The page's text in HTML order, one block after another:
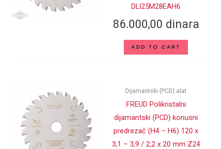
DLI25M28EAH6
86.000,00 dinara
ADD TO CART
Dijamantski (PCD) alat
FREUD Polikristalni
dijamantski (PCD) konusni
predrezač (H4 – H6) 120 x
3,1 – 3,9 / 2,2 x 20 mm Z24